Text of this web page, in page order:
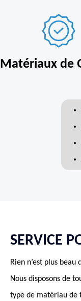
Matériaux de
SERVICE
Rien n’est plus
Nous disposons de
type de matériau de